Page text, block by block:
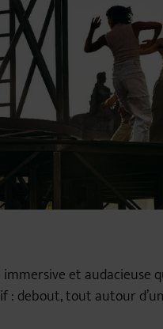
et audacieuse
: debout, tout autour